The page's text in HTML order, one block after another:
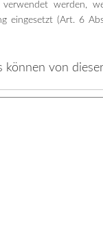
verwendet werden,
eingesetzt (Art. 6
können von